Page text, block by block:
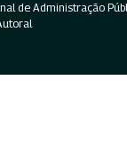
de Administração